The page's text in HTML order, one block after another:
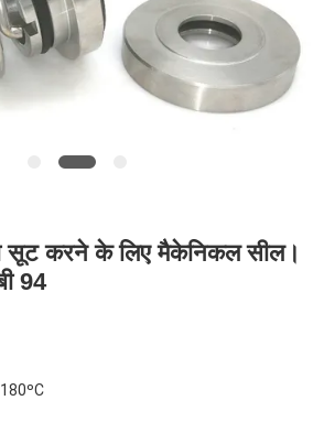
सूट करने के लिए मैकेनिकल सील।
94